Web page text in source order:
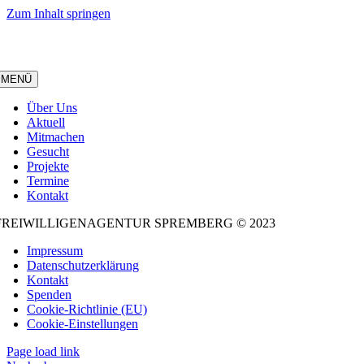
Zum Inhalt springen
MENÜ
Über Uns
Aktuell
Mitmachen
Gesucht
Projekte
Termine
Kontakt
SPREMBERG © 2023
Impressum
Datenschutzerklärung
Kontakt
Spenden
Cookie-Richtlinie (EU)
Cookie-Einstellungen
Page load link